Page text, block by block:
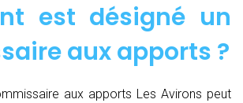
est désigné un
aux apports ?
aux apports Les Avirons peut